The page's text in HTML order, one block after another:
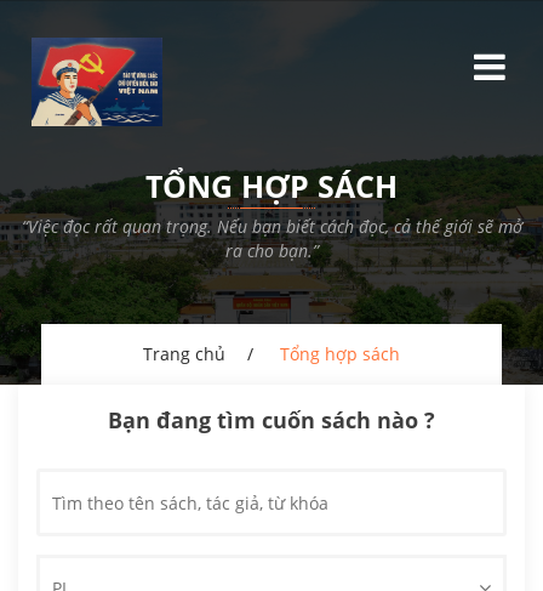
TỔNG HỢP SÁCH
“Việc đọc rất quan trọng. Nếu bạn biết cách đọc, cả thế giới sẽ mở
ra cho bạn.”
Trang chủ Tổng hợp sách
Bạn đang tìm cuốn sách nào ?